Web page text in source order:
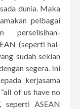
dunia. Maka
pelbagai
perselisihan-
(seperti hal-
sudah sekian
segera. Ini
kerjasama
of us have no
ASEAN